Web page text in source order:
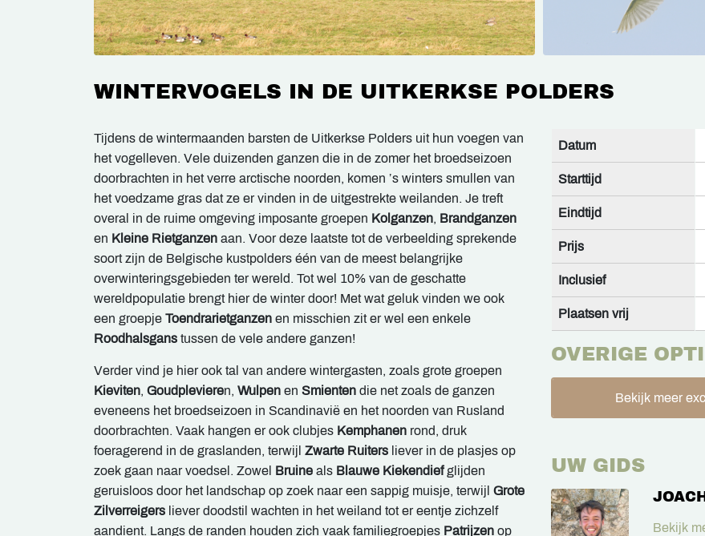
WINTERVOGELS IN DE UITKERKSE POLDERS
Tijdens de wintermaanden barsten de Uitkerkse Polders uit hun voegen van
het vogelleven. Vele duizenden ganzen die in de zomer het broedseizoen
doorbrachten in het verre arctische noorden, komen ’s winters smullen van
het voedzame gras dat ze er vinden in de uitgestrekte weilanden. Je treft
overal in de ruime omgeving imposante groepen Kolganzen, Brandganzen
en Kleine Rietganzen aan. Voor deze laatste tot de verbeelding sprekende
soort zijn de Belgische kustpolders één van de meest belangrijke
overwinteringsgebieden ter wereld. Tot wel 10% van de geschatte
wereldpopulatie brengt hier de winter door! Met wat geluk vinden we ook
een groepje Toendrarietganzen en misschien zit er wel een enkele
Roodhalsgans tussen de vele andere ganzen!
Verder vind je hier ook tal van andere wintergasten, zoals grote groepen
Kieviten, Goudplevieren, Wulpen en Smienten die net zoals de ganzen
eveneens het broedseizoen in Scandinavië en het noorden van Rusland
doorbrachten. Vaak hangen er ook clubjes Kemphanen rond, druk
foeragerend in de graslanden, terwijl Zwarte Ruiters liever in de plasjes op
zoek gaan naar voedsel. Zowel Bruine als Blauwe Kiekendiefglijden
geruisloos door het landschap op zoek naar een sappig muisje, terwijl Grote
Zilverreigers liever doodstil wachten in het weiland tot er eentje zichzelf
aandient. Langs de randen houden zich vaak familiegroepjes Patrijzen op
Datum
Starttijd
Eindtijd
Prijs
Inclusief
Plaatsen vrij
OVERIGE
Bekijk meer
UW GIDS
Bekijk